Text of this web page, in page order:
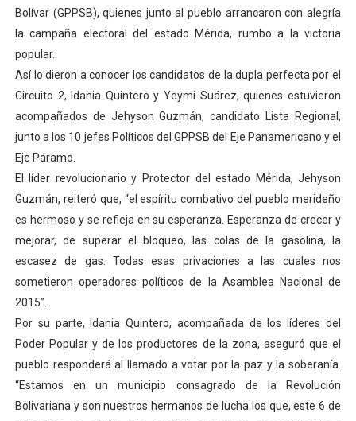
El Lactario del Iahula celebra la Semana Mundial de la
Plan Vacacional "Venezuela Ríe 2026" brinda
Iniciación al yoga reúne a diversos clubes deportivos
Mincomunas impulsa el autogobierno en Mérida con
Expertos inspeccionan espacios del OAN para la
Bolívar (GPPSB), quienes junto al pueblo arrancaron con alegría
la campaña electoral del estado Mérida, rumbo a la victoria
popular.
Así lo dieron a conocer los candidatos de la dupla perfecta por el
Circuito 2, Idania Quintero y Yeymi Suárez, quienes estuvieron
acompañados de Jehyson Guzmán, candidato Lista Regional,
junto a los 10 jefes Políticos del GPPSB del Eje Panamericano y el
Eje Páramo.
El líder revolucionario y Protector del estado Mérida, Jehyson
Guzmán, reiteró que, “el espíritu combativo del pueblo merideño
es hermoso y se refleja en su esperanza. Esperanza de crecer y
mejorar, de superar el bloqueo, las colas de la gasolina, la
escasez de gas. Todas esas privaciones a las cuales nos
sometieron operadores políticos de la Asamblea Nacional de
2015”.
Por su parte, Idania Quintero, acompañada de los líderes del
Poder Popular y de los productores de la zona, aseguró que el
pueblo responderá al llamado a votar por la paz y la soberanía.
“Estamos en un municipio consagrado de la Revolución
Bolivariana y son nuestros hermanos de lucha los que, este 6 de